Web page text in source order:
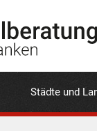
Städte und